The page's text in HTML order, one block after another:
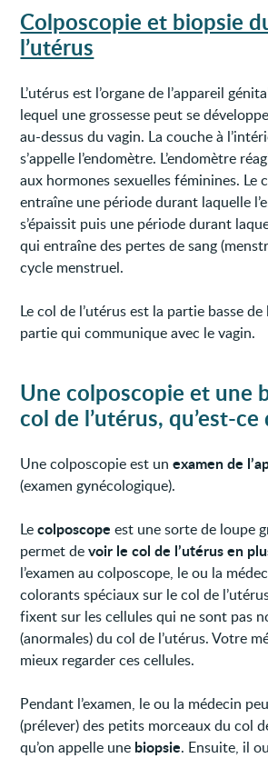
Colposcopie et biopsie
l’utérus
L’utérus est l’organe de l’appareil
lequel une grossesse peut se
au-dessus du vagin. La couche à
s’appelle l’endomètre. L’endomètre
aux hormones sexuelles féminines. Le
entraîne une période durant laquelle
s’épaissit puis une période durant
qui entraîne des pertes de sang
cycle menstruel.
Le col de l’utérus est la partie basse de
partie qui communique avec le vagin.
Une colposcopie et une
col de l’utérus, qu’est-ce
Une colposcopie est unexamen de
(examen gynécologique).
Lecolposcope est une sorte de loupe
permet devoir le col de l’utérus en
l’examen au colposcope, le ou la
colorants spéciaux sur le col de
fixent sur les cellules qui ne sont pas
(anormales) du col de l’utérus. Votre
mieux regarder ces cellules.
Pendant l’examen, le ou la médecin
(prélever) des petits morceaux du col
qu’on appelle une biopsie. Ensuite, il